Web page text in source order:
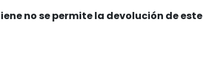
no se permite la devolución de este